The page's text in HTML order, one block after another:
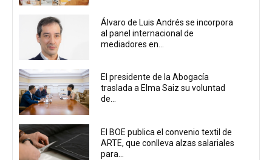
Álvaro de Luis Andrés se incorpora
al panel internacional de
mediadores en...
El presidente de la Abogacía
traslada a Elma Saiz su voluntad
de...
El BOE publica el convenio textil de
ARTE, que conlleva alzas salariales
para...